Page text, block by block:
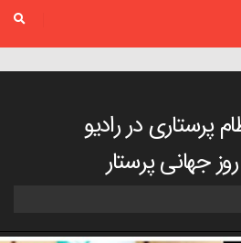
پرستاری در رادیو
جهانی پرستار